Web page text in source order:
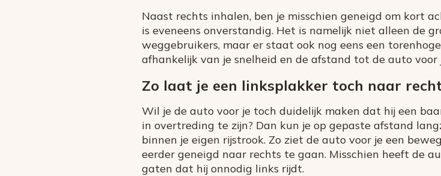
Naast rechts inhalen, ben je misschien geneigd om kort
is eveneens onverstandig. Het is namelijk niet alleen de
weggebruikers, maar er staat ook nog eens een
afhankelijk van je snelheid en de afstand tot de auto voor
Zo laat je een linksplakker toch naar
Wil je de auto voor je toch duidelijk maken dat hij een
in overtreding te zijn? Dan kun je op gepaste afstand
binnen je eigen rijstrook. Zo ziet de auto voor je een
eerder geneigd naar rechts te gaan. Misschien heeft de
gaten dat hij onnodig links rijdt.